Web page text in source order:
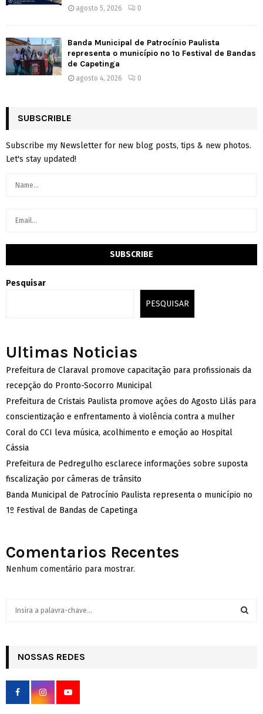
agosto 5, 2026 0
Banda Municipal de Patrocínio Paulista
representa o município no 1º Festival de Bandas
de Capetinga
agosto 4, 2026 0
SUBSCRIBLE
Subscribe my Newsletter for new blog posts, tips & new photos.
Let's stay updated!
Pesquisar
PESQUISAR
Ultimas Noticias
Prefeitura de Claraval promove capacitação para profissionais da
recepção do Pronto-Socorro Municipal
Prefeitura de Cristais Paulista promove ações do Agosto Lilás para
conscientização e enfrentamento à violência contra a mulher
Coral do CCI leva música, acolhimento e emoção ao Hospital
Cássia
Prefeitura de Pedregulho esclarece informações sobre suposta
fiscalização por câmeras de trânsito
Banda Municipal de Patrocínio Paulista representa o município no
1º Festival de Bandas de Capetinga
Comentarios Recentes
Nenhum comentário para mostrar.
h
f
r
NOSSAS REDES